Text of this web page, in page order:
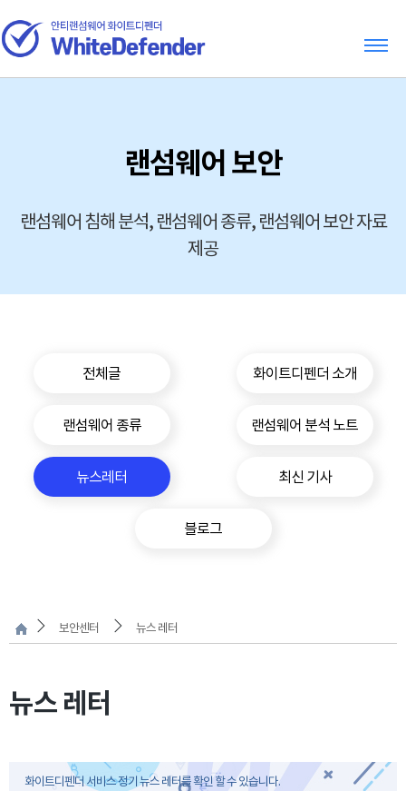
랜섬웨어 보안
랜섬웨어 침해 분석, 랜섬웨어 종류, 랜섬웨어 보안 자료
제공
전체글 화이트디펜더 소개
랜섬웨어 종류 랜섬웨어 분석 노트
뉴스레터 최신 기사
블로그
보안센터 뉴스 레터
뉴스 레터
화이트디펜더 서비스 정기 뉴스 레터를 확인 할 수 있습니다.